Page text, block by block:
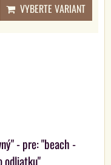
VYBERTE VARIANT
- pre: "beach -
odliatku"